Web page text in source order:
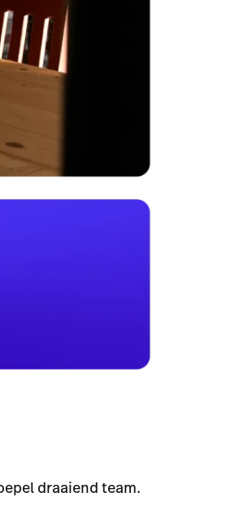
draaiend team.